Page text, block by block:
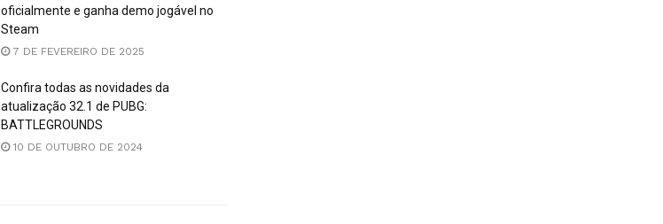
oficialmente e ganha demo jogável no
Steam
7 DE FEVEREIRO DE 2025
Confira todas as novidades da
atualização 32.1 de PUBG:
BATTLEGROUNDS
10 DE OUTUBRO DE 2024